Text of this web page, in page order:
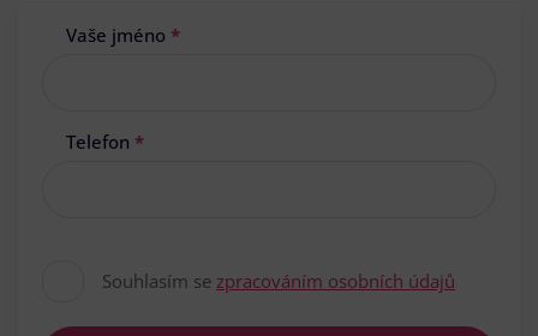
Vaše jméno *
Telefon *
Souhlasím se zpracováním osobních údajů